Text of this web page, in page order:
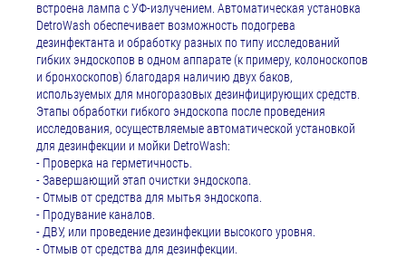
встроена лампа с УФ-излучением. Автоматическая установка
DetroWash обеспечивает возможность подогрева
дезинфектанта и обработку разных по типу исследований
гибких эндоскопов в одном аппарате (к примеру, колоноскопов
и бронхоскопов) благодаря наличию двух баков,
используемых для многоразовых дезинфицирующих средств.
Этапы обработки гибкого эндоскопа после проведения
исследования, осуществляемые автоматической установкой
для дезинфекции и мойки DetroWash:
- Проверка на герметичность.
- Завершающий этап очистки эндоскопа.
- Отмыв от средства для мытья эндоскопа.
- Продувание каналов.
- ДВУ, или проведение дезинфекции высокого уровня.
- Отмыв от средства для дезинфекции.